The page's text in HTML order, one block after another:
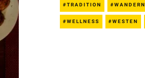
TRADITION WANDERN
WELLNESS WESTEN